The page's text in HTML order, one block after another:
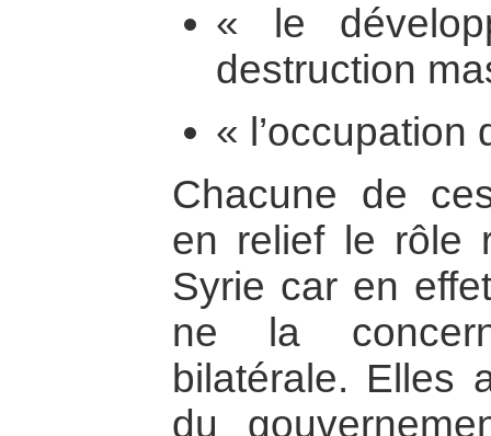
« le
destruction
« l’occupation
Chacune de
en relief le rôle
Syrie car en
ne la
bilatérale. Elles
du